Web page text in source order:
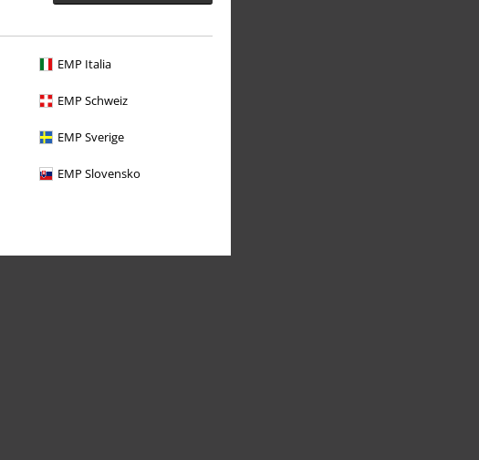
EMP Italia
EMP Schweiz
EMP Sverige
EMP Slovensko